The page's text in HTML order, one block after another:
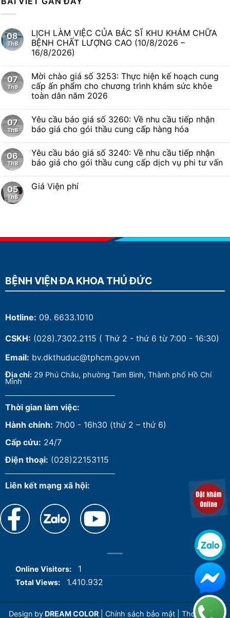
08
Th8
LỊCH LÀM VIỆC CỦA BÁC SĨ KHU KHÁM CHỮA
BỆNH CHẤT LƯỢNG CAO (10/8/2026 –
16/8/2026)
07
Th8
Mời chào giá số 3253: Thực hiện kế hoạch cung
cấp ấn phẩm cho chương trình khám sức khỏe
toàn dân năm 2026
07
Th8
Yêu cầu báo giá số 3260: Về nhu cầu tiếp nhận
báo giá cho gói thầu cung cấp hàng hóa
06
Th8
Yêu cầu báo giá số 3240: Về nhu cầu tiếp nhận
báo giá cho gói thầu cung cấp dịch vụ phi tư vấn
05
Th8
Giá Viện phí
BỆNH VIỆN ĐA KHOA THỦ ĐỨC
Hotline: 09. 6633.1010
CSKH: (028).7302.2115 ( Thứ 2 - thứ 6 từ 7:00 - 16:30)
Email: bv.dkthuduc@tphcm.gov.vn
Địa chỉ: 29 Phú Châu, phường Tam Bình, Thành phố Hồ Chí
Minh
Thời gian làm việc:
Hành chính: 7h00 - 16h30 (thứ 2 – thứ 6)
Cấp cứu: 24/7
Điện thoại: (028)22153115
Liên kết mạng xã hội:
Online Visitors: 1
Total Views: 1.410.932
Design by DREAM COLOR Chính sách bảo mật Thoả thuận